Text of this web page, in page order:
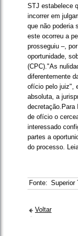
STJ estabelece
incorrer em
que não poderia
este ocorreu a
prosseguiu –,
oportunidade,
(CPC)."As
diferentemente
ofício pelo juiz",
absoluta, a
decretação.Para
de ofício o
interessado
partes a
do processo.
Fonte: Superior
Voltar